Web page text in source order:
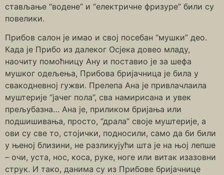
стављање “водене” и “електричне фризуре” били су
повелики.
Прибов салон је имао и свој посебан “мушки” део.
Када је Прибо из далеког Осјека довео младу,
наочиту помоћницу Ану и поставио је за шефа
мушког одељења, Прибова бријачница је била у
свакодневној гужви. Прелепа Ана је привлачлаила
муштерије “јачег пола”, сва намирисана и увек
прељубазна… Ана је, приликом бријања или
подшишивања, просто, “драла” своје муштерије, а
ови су све то, стојички, подносили, само да би били
у њеној близини, не разликујући шта је на њој лепше
– очи, уста, нос, коса, руке, ноге или витак изазовни
струк. И тако, данима су из Прибове бријачнице